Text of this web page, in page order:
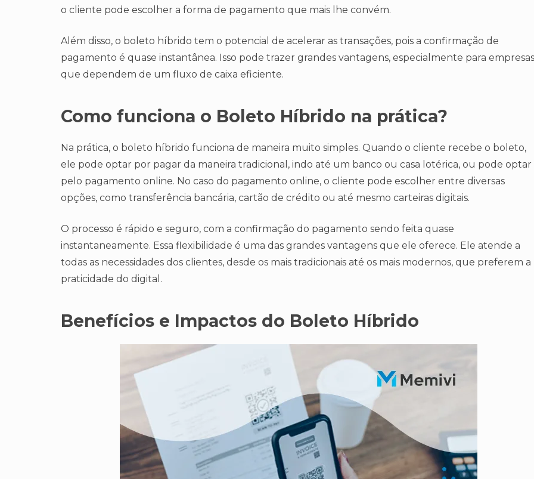
o cliente pode escolher a forma de pagamento que mais lhe convém.
Além disso, o boleto híbrido tem o potencial de acelerar as transações, pois a confirmação de
pagamento é quase instantânea. Isso pode trazer grandes vantagens, especialmente para empresas
que dependem de um fluxo de caixa eficiente.
Como funciona o Boleto Híbrido na prática?
Na prática, o boleto híbrido funciona de maneira muito simples. Quando o cliente recebe o boleto,
ele pode optar por pagar da maneira tradicional, indo até um banco ou casa lotérica, ou pode optar
pelo pagamento online. No caso do pagamento online, o cliente pode escolher entre diversas
opções, como transferência bancária, cartão de crédito ou até mesmo carteiras digitais.
O processo é rápido e seguro, com a confirmação do pagamento sendo feita quase
instantaneamente. Essa flexibilidade é uma das grandes vantagens que ele oferece. Ele atende a
todas as necessidades dos clientes, desde os mais tradicionais até os mais modernos, que preferem a
praticidade do digital.
Benefícios e Impactos do Boleto Híbrido